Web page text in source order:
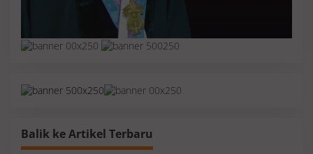
Balik ke Artikel Terbaru